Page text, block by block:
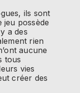
ils sont
jeu possède
a des
rien
aucune
tous
vies
créer des